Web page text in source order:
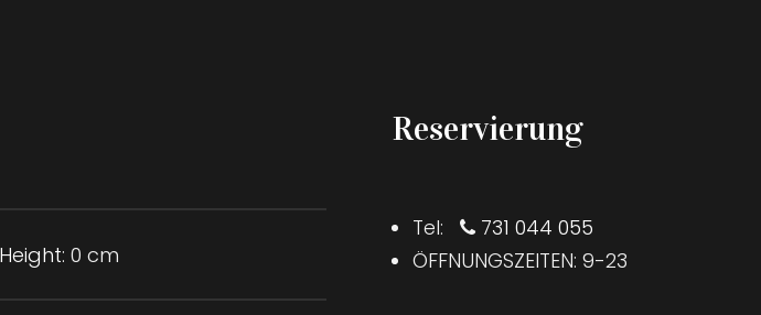
0 cm
Reservierung
Tel:
731 044 055
ÖFFNUNGSZEITEN: 9-23